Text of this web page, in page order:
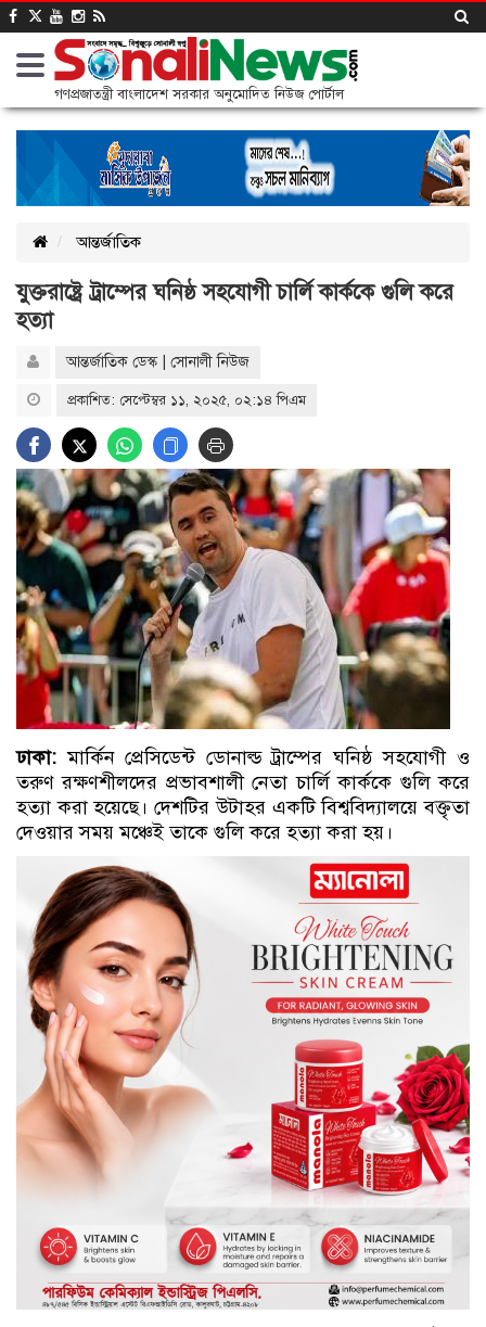
গণপ্রজাতন্ত্রী বাংলাদেশ সরকার অনুমোদিত নিউজ পোর্টাল
আন্তর্জাতিক
যুক্তরাষ্ট্রে ট্রাম্পের ঘনিষ্ঠ সহযোগী চার্লি কার্ককে গুলি করে
হত্যা
আন্তর্জাতিক ডেস্ক | সোনালী নিউজ
প্রকাশিত: সেপ্টেম্বর ১১, ২০২৫, ০২:১৪ পিএম
ঢাকা:মার্কিন প্রেসিডেন্ট ডোনাল্ড ট্রাম্পের ঘনিষ্ঠ সহযোগী ও
তরুণ রক্ষণশীলদের প্রভাবশালী নেতা চার্লি কার্ককে গুলি করে
হত্যা করা হয়েছে। দেশটির উটাহর একটি বিশ্ববিদ্যালয়ে বক্তৃতা
দেওয়ার সময় মঞ্চেই তাকে গুলি করে হত্যা করা হয়।